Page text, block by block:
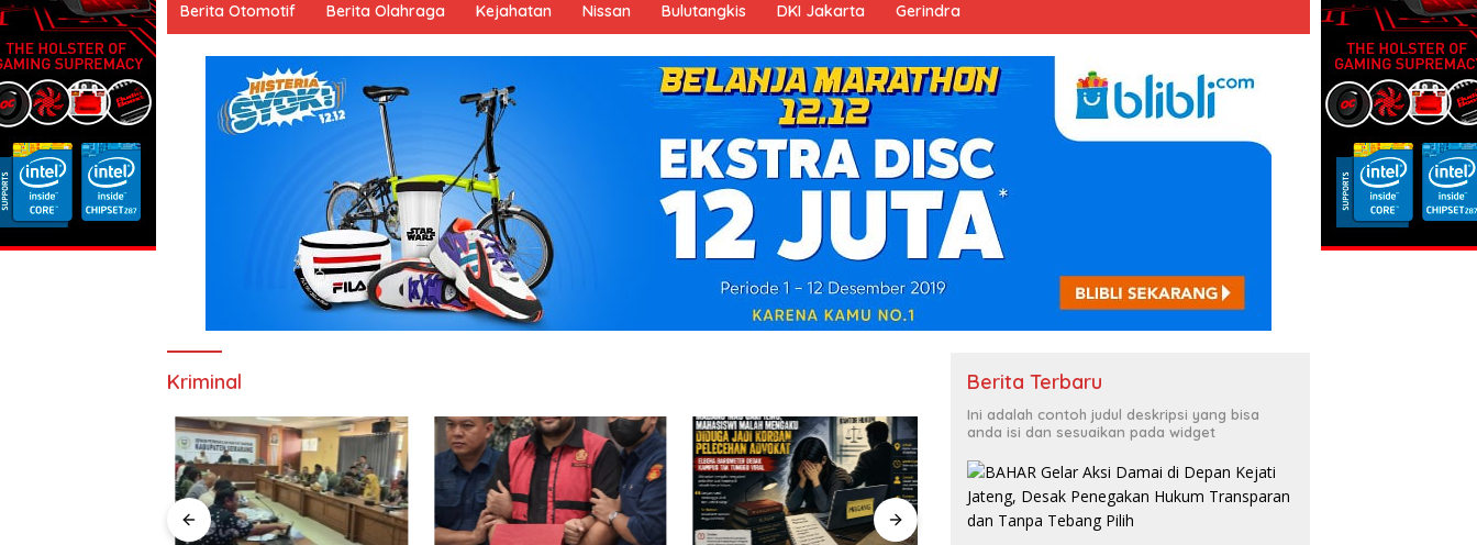
Berita Otomotif Berita Olahraga Kejahatan Nissan Bulutangkis DKI Jakarta Gerindra
Kriminal Berita Terbaru
Ini adalah contoh judul deskripsi yang bisa
anda isi dan sesuaikan pada widget